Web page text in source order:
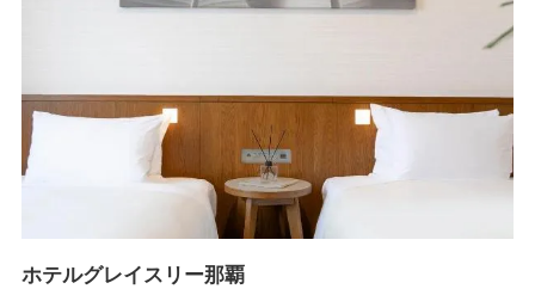
ホテルグレイスリー那覇